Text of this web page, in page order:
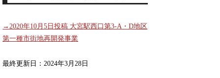
→2020年10月5日投稿 大宮駅西口第3-A・D地区
第一種市街地再開発事業
最終更新日：2024年3月28日